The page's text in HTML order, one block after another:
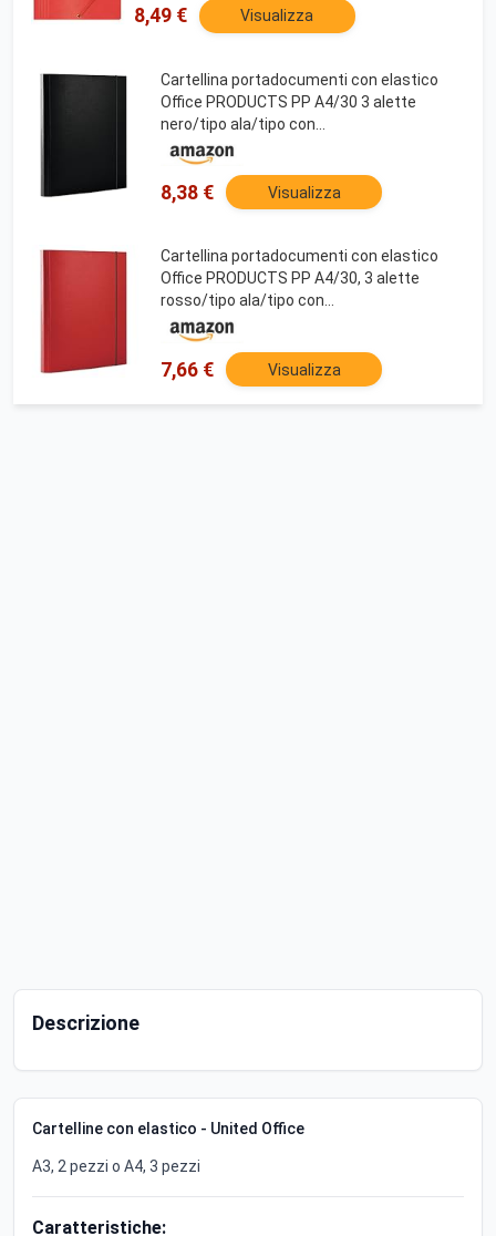
8,49 € Visualizza
Cartellina portadocumenti con elastico
Office PRODUCTS PP A4/30 3 alette
nero/tipo ala/tipo con
elastico/cartone/pp/impiallacciatura/colore
nero/formato A4
8,38 € Visualizza
Cartellina portadocumenti con elastico
Office PRODUCTS PP A4/30, 3 alette
rosso/tipo ala/tipo con
elastico/cartone/pp/impiallacciatura/colore
rosso/formato A4
7,66 € Visualizza
Descrizione
Cartelline con elastico - United Office
A3, 2 pezzi o A4, 3 pezzi
Caratteristiche: